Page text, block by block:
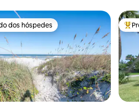
dos hóspedes
dos hóspedes